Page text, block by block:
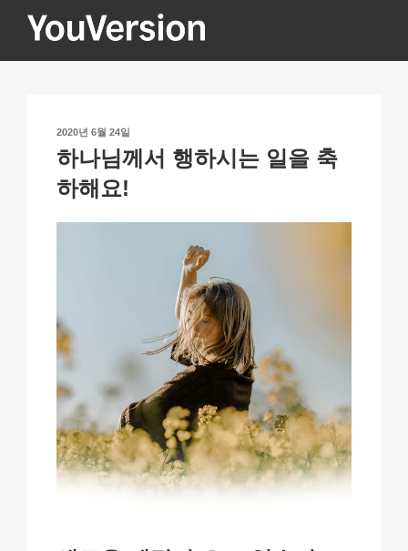
YOUVERSION
작
성
일
자
2020년 6월 24일
하나님께서 행하시는 일을 축
하해요!